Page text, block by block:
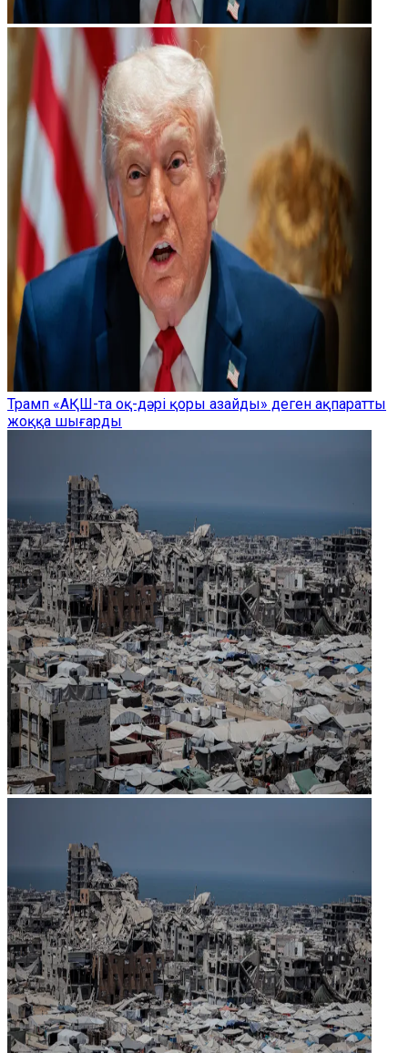
Трамп «АҚШ-та оқ-дәрі қоры азайды» деген ақпаратты
жоққа шығарды